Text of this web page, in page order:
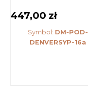
447,00 zł
Symbol: DM-POD-
DENVERSYP-16a